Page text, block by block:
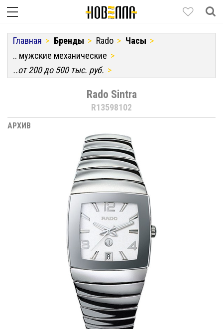
Главная Бренды Rado
Часы
.. мужские механические
..от 200 до 500 тыс. руб.
Rado Sintra
R13598102
АРХИВ